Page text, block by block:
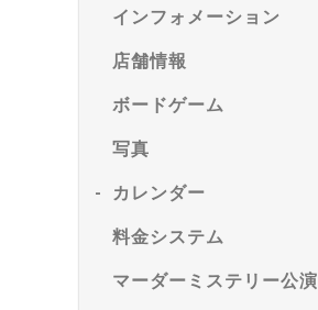
インフォメーション
店舗情報
ボードゲーム
写真
カレンダー
料金システム
マーダーミステリー公演